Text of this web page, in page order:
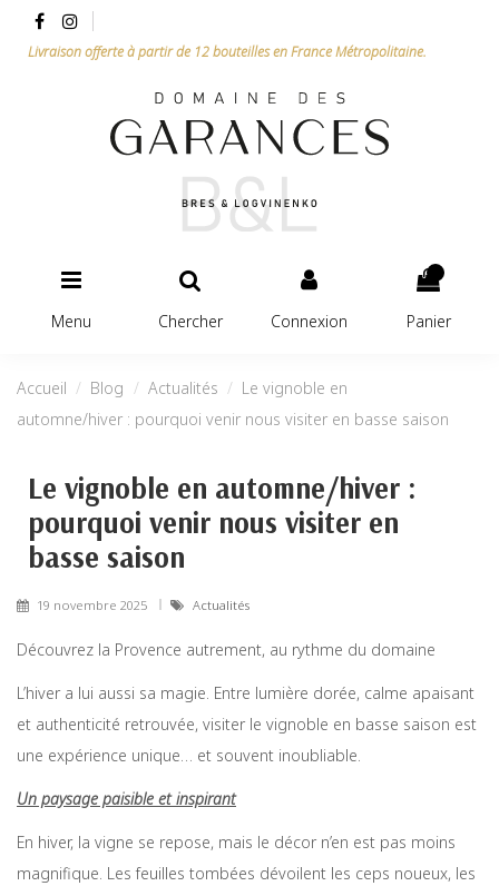
Livraison offerte à partir de 12 bouteilles en France Métropolitaine.
Menu Chercher Connexion Panier
Accueil Blog Actualités
Le vignoble en
automne/hiver : pourquoi venir nous visiter en basse saison
Le vignoble en automne/hiver :
pourquoi venir nous visiter en
basse saison
19 novembre 2025 Actualités
Découvrez la Provence autrement, au rythme du domaine
L’hiver a lui aussi sa magie. Entre lumière dorée, calme apaisant
et authenticité retrouvée, visiter le vignoble en basse saison est
une expérience unique… et souvent inoubliable.
Un paysage paisible et inspirant
En hiver, la vigne se repose, mais le décor n’en est pas moins
magnifique. Les feuilles tombées dévoilent les ceps noueux, les